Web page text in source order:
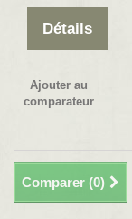
Détails
Ajouter au
comparateur
Comparer (0)